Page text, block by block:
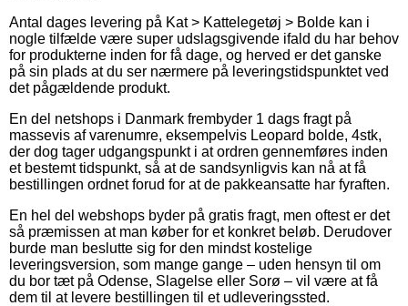
Antal dages levering på Kat > Kattelegetøj > Bolde kan i
nogle tilfælde være super udslagsgivende ifald du har behov
for produkterne inden for få dage, og herved er det ganske
på sin plads at du ser nærmere på leveringstidspunktet ved
det pågældende produkt.
En del netshops i Danmark frembyder 1 dags fragt på
massevis af varenumre, eksempelvis Leopard bolde, 4stk,
der dog tager udgangspunkt i at ordren gennemføres inden
et bestemt tidspunkt, så at de sandsynligvis kan nå at få
bestillingen ordnet forud for at de pakkeansatte har fyraften.
En hel del webshops byder på gratis fragt, men oftest er det
så præmissen at man køber for et konkret beløb. Derudover
burde man beslutte sig for den mindst kostelige
leveringsversion, som mange gange – uden hensyn til om
du bor tæt på Odense, Slagelse eller Sorø – vil være at få
dem til at levere bestillingen til et udleveringssted.